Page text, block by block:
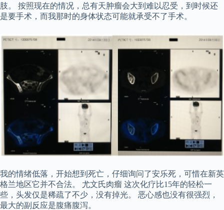
肢。 按照现在的情况，总有天肿瘤会大到难以忍受，到时候还
是要手术，而我那时的身体状态可能就承受不了手术。
我的情绪低落，开始想到死亡，仔细询问了安乐死，可惜在新英
格兰地区它并不合法。 尤文氏肉瘤 这次化疗比15年的轻松一
些，头发仅是稀疏了不少，没有掉光。 恶心感也没有很强烈，
最大的副反应是腹痛腹泻。